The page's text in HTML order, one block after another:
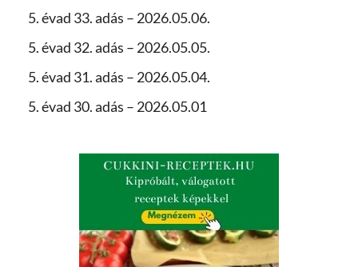
5. évad 33. adás – 2026.05.06.
5. évad 32. adás – 2026.05.05.
5. évad 31. adás – 2026.05.04.
5. évad 30. adás – 2026.05.01